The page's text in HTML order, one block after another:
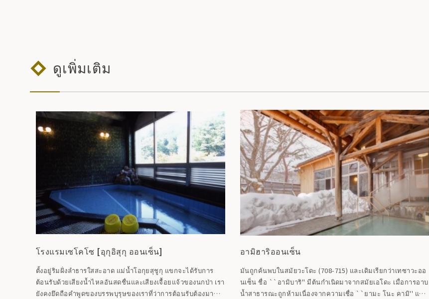
ดูเพิ่มเติม
โรงแรมเซโคโซ [อุกุอิสุกุ ออนเซ็น]
ตั้งอยู่ริมฝั่งลำธารใสสะอาด แม่น้ำโอกุยสุชูกุ แขกจะได้รับการ
ต้อนรับด้วยเสียงน้ำไหลอันสดชื่นและเสียงเจื้อยแจ้วของนกป่า เรา
ยังคงยึดถือคำพูดของบรรพบุรุษของเราที่ว่าการต้อนรับต้องมา
อามิฮาริออนเซ็น
มันถูกค้นพบในสมัยวะโดะ (708-715) และเดิมเรียกว่าเทซาวะออ
นเซ็น ชื่อ ``อามิบาริ'' มีต้นกำเนิดมาจากสมัยเอโดะ เมื่อการอาบ
น้ำสาธารณะถูกห้ามเนื่องจากความเชื่อ ``ยามะ โนะ คามิ'' และ